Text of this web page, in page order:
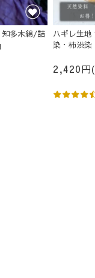
知多木綿/詰
ハギレ生
染・柿渋染
2,420円